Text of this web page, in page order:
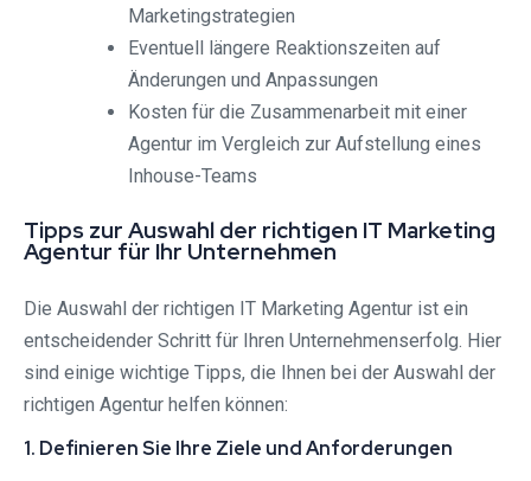
Marketingstrategien
Eventuell längere Reaktionszeiten auf
Änderungen und Anpassungen
Kosten für die Zusammenarbeit mit einer
Agentur im Vergleich zur Aufstellung eines
Inhouse-Teams
Tipps zur Auswahl der richtigen IT Marketing
Agentur für Ihr Unternehmen
Die Auswahl der richtigen IT Marketing Agentur ist ein
entscheidender Schritt für Ihren Unternehmenserfolg. Hier
sind einige wichtige Tipps, die Ihnen bei der Auswahl der
richtigen Agentur helfen können:
1. Definieren Sie Ihre Ziele und Anforderungen